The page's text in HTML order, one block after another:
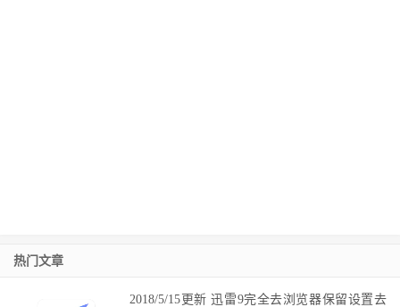
热门文章
2018/5/15更新 迅雷9完全去浏览器保留设置去